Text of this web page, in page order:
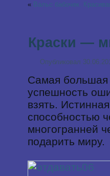
« Вальс бабочек.
Краски —
Опубликовал
Самая большая
успешность
взять.
способностью
многогранней
подарить миру.